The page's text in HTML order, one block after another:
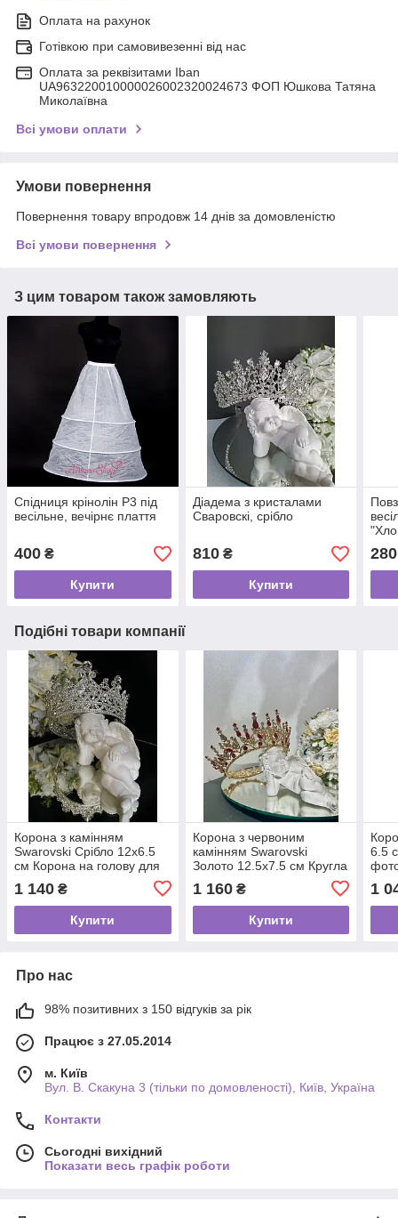
Оплата на рахунок
Готівкою при самовивезенні від нас
Оплата за реквізитами Iban
UA963220010000026002320024673 ФОП Юшкова Татяна
Миколаївна
Всі умови оплати
Умови повернення
Повернення товару впродовж 14 днів за домовленістю
Всі умови повернення
З цим товаром також замовляють
Спідниця крінолін Р3 під
весільне, вечірнє плаття
400 ₴
Купити
Діадема з кристалами
Сваровскі, срібло
810₴
Купити
280
Подібні товари компанії
Корона з камінням
Swarovski Срібло 12х6.5
см Корона на голову для
випускного Весільна тіара
Корона на торт
1 140 ₴
Купити
Корона з червоним
камінням Swarovski
Золото 12.5х7.5 см Кругла
Прикраса на голову
1 160₴
Купити
6.5
1
Про нас
98% позитивних з 150 відгуків за рік
Працює з 27.05.2014
м. Київ
Вул. В. Скакуна 3 (тільки по домовленості), Київ, Україна
Контакти
Сьогодні вихідний
Показати весь графік роботи